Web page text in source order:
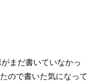
まだ書いていなかっ
ので書いた気になって